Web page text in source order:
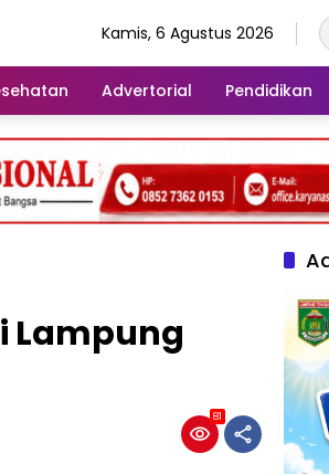
Kamis, 6 Agustus 2026
Advertorial Pendidikan
Lampung
81